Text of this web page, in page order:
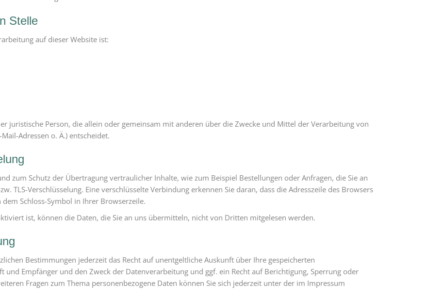
Stelle
auf dieser Website ist:
juristische Person, die allein oder gemeinsam mit anderen über die Zwecke und Mittel der Verarbeitung von
Adressen o. Ä.) entscheidet.
zum Schutz der Übertragung vertraulicher Inhalte, wie zum Beispiel Bestellungen oder Anfragen, die Sie an
TLS-Verschlüsselung. Eine verschlüsselte Verbindung erkennen Sie daran, dass die Adresszeile des Browsers
Schloss-Symbol in Ihrer Browserzeile.
ist, können die Daten, die Sie an uns übermitteln, nicht von Dritten mitgelesen werden.
Bestimmungen jederzeit das Recht auf unentgeltliche Auskunft über Ihre gespeicherten
und Empfänger und den Zweck der Datenverarbeitung und ggf. ein Recht auf Berichtigung, Sperrung oder
Fragen zum Thema personenbezogene Daten können Sie sich jederzeit unter der im Impressum